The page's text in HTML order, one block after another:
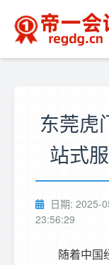
东莞虎
站式
日期: 2025-
23:56:29
随着中国